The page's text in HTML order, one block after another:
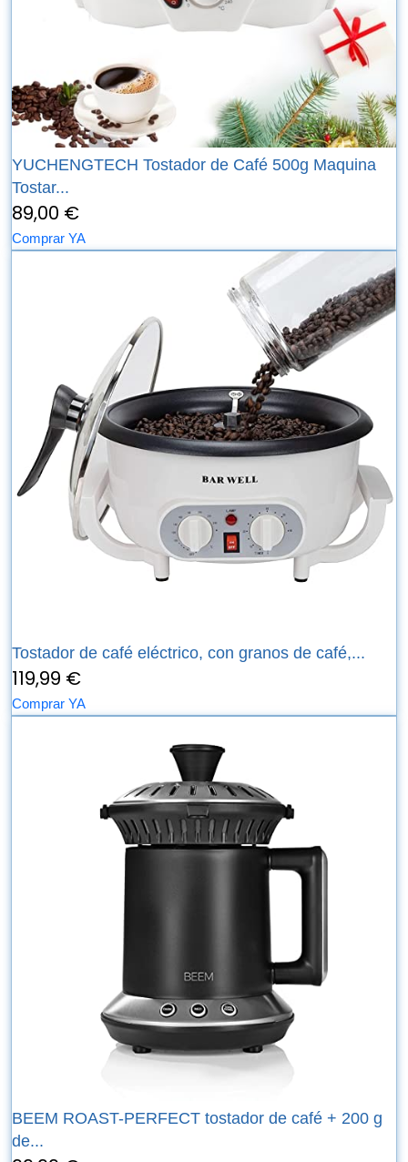
YUCHENGTECH Tostador de Café 500g Maquina
Tostar...
89,00 €
Comprar YA
Tostador de café eléctrico, con granos de café,...
119,99 €
Comprar YA
BEEM ROAST-PERFECT tostador de café + 200 g
de...